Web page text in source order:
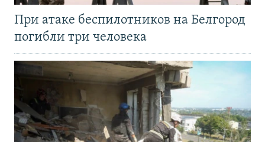
При атаке беспилотников на Белгород
погибли три человека